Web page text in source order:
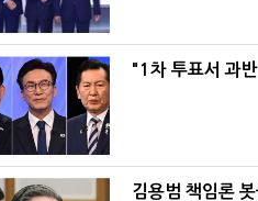
"1차 투표서 과
김용범 책임론